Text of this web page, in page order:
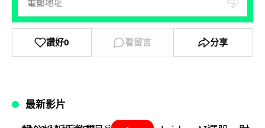
讚好0 看留言 分享
最新影片